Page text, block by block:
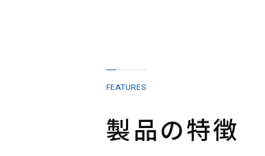
FEATURES
製品の特徴